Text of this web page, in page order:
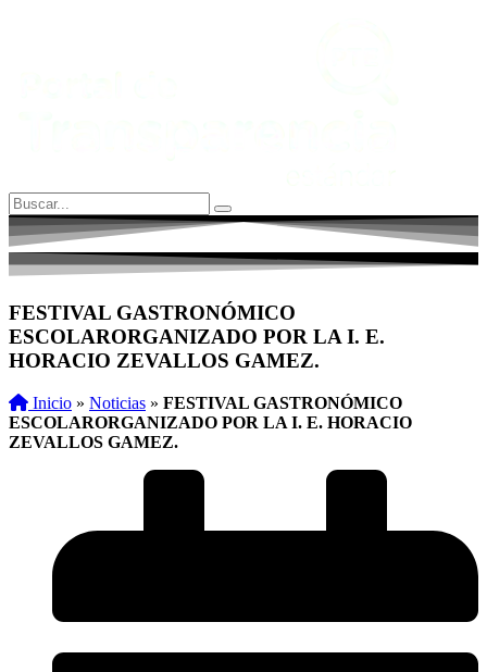
FESTIVAL GASTRONÓMICO
ESCOLARORGANIZADO POR LA I. E.
HORACIO ZEVALLOS GAMEZ.
Inicio » Noticias » FESTIVAL GASTRONÓMICO
ESCOLARORGANIZADO POR LA I. E. HORACIO
ZEVALLOS GAMEZ.